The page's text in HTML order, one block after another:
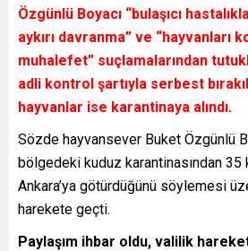
Özgünlü Boyacı “bulaşıcı
aykırı davranma” ve “hayvanları
muhalefet” suçlamalarından
adli kontrol şartıyla serbest
hayvanlar ise karantinaya alındı.
Sözde hayvansever Buket Özgünlü
bölgedeki kuduz karantinasından 35
Ankara’ya götürdüğünü söylemesi
harekete geçti.
Paylaşım ihbar oldu, valilik